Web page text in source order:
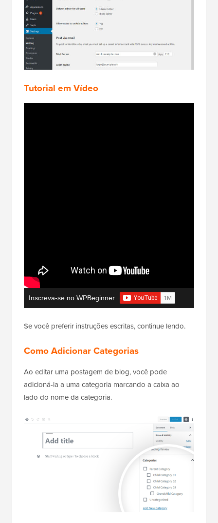
Tutorial em Vídeo
Inscreva-se no WPBeginner
Se você preferir instruções escritas, continue lendo.
Como Adicionar Categorias
Ao editar uma postagem de blog, você pode
adicioná-la a uma categoria marcando a caixa ao
lado do nome da categoria.